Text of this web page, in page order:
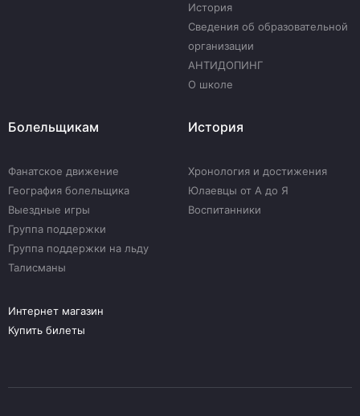
История
Сведения об образовательной
организации
АНТИДОПИНГ
О школе
Болельщикам
Фанатское движение
География болельщика
Выездные игры
Группа поддержки
Группа поддержки на льду
Талисманы
История
Хронология и достижения
Юлаевцы от А до Я
Воспитанники
Интернет магазин
Купить билеты